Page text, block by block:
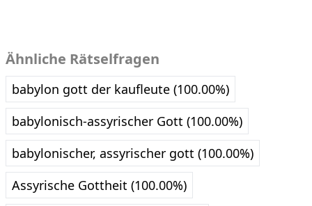
Ähnliche Rätselfragen
babylon gott der kaufleute (100.00%)
babylonisch-assyrischer Gott (100.00%)
babylonischer, assyrischer gott (100.00%)
Assyrische Gottheit (100.00%)